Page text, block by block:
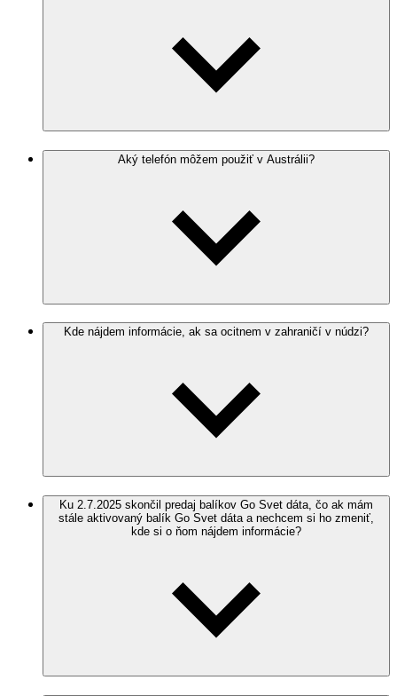
Aký telefón môžem použiť v Austrálii?
Kde nájdem informácie, ak sa ocitnem v zahraničí v núdzi?
Ku 2.7.2025 skončil predaj balíkov Go Svet dáta, čo ak mám
stále aktivovaný balík Go Svet dáta a nechcem si ho zmeniť,
kde si o ňom nájdem informácie?